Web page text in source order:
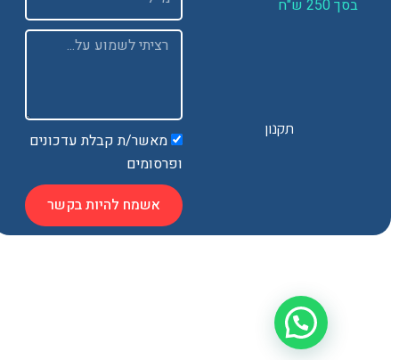
Message
מאשר/ת קבלת עדכונים
ופרסומים
אשמח להיות בקשר